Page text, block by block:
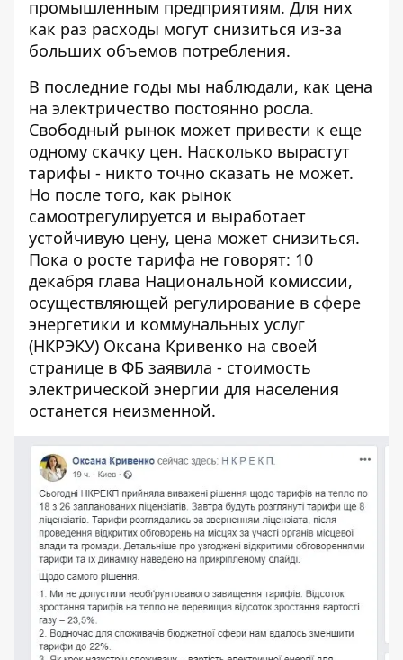
промышленным предприятиям. Для них
как раз расходы могут снизиться из-за
больших объемов потребления.
В последние годы мы наблюдали, как цена
на электричество постоянно росла.
Свободный рынок может привести к еще
одному скачку цен. Насколько вырастут
тарифы - никто точно сказать не может.
Но после того, как рынок
самоотрегулируется и выработает
устойчивую цену, цена может снизиться.
Пока о росте тарифа не говорят: 10
декабря глава Национальной комиссии,
осуществляющей регулирование в сфере
энергетики и коммунальных услуг
(НКРЭКУ) Оксана Кривенко на своей
странице в ФБ заявила - стоимость
электрической энергии для населения
останется неизменной.